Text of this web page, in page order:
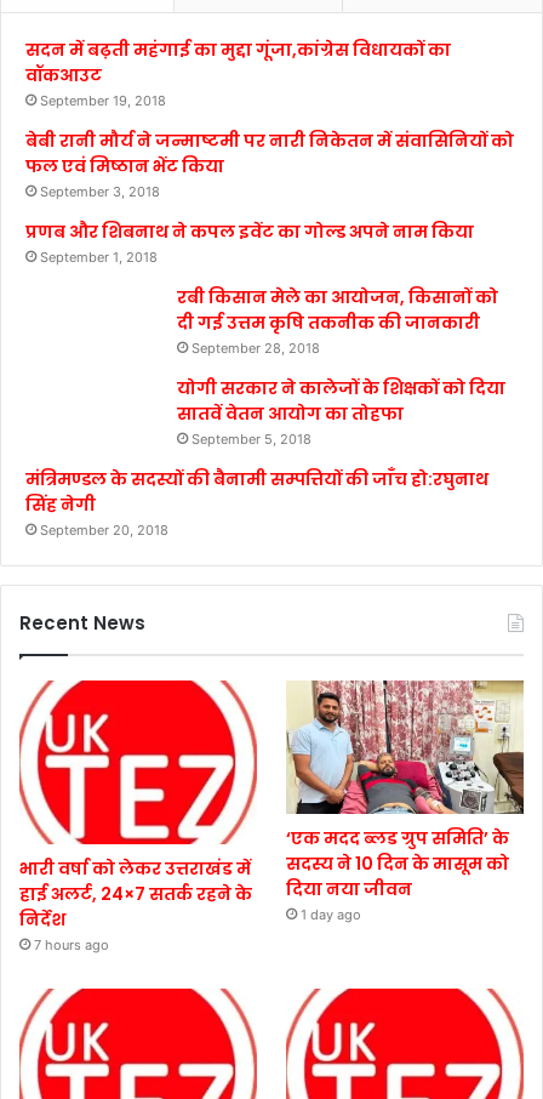
सदन में बढ़ती महंगाई का मुद्दा गूंजा,कांग्रेस विधायकों का
वॉकआउट
September 19, 2018
बेबी रानी मौर्य ने जन्माष्टमी पर नारी निकेतन में संवासिनियों को
फल एवं मिष्ठान भेंट किया
September 3, 2018
प्रणब और शिबनाथ ने कपल इवेंट का गोल्ड अपने नाम किया
September 1, 2018
रबी किसान मेले का आयोजन, किसानों को
दी गई उत्तम कृषि तकनीक की जानकारी
September 28, 2018
योगी सरकार ने कालेजों के शिक्षकों को दिया
सातवें वेतन आयोग का तोहफा
September 5, 2018
मंत्रिमण्डल के सदस्यों की बैनामी सम्पत्तियों की जाँच हो:रघुनाथ
सिंह नेगी
September 20, 2018
Recent News
भारी वर्षा को लेकर उत्तराखंड में
हाई अलर्ट, 24×7 सतर्क रहने के
निर्देश
7 hours ago
‘एक मदद ब्लड ग्रुप समिति’ के
सदस्य ने 10 दिन के मासूम को
दिया नया जीवन
1 day ago